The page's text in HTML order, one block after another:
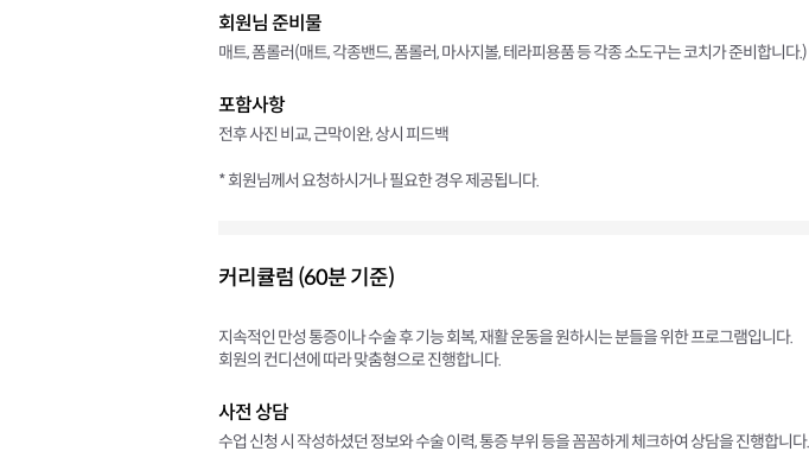
회원님 준비물
매트, 폼롤러(매트, 각종밴드, 폼롤러, 마사지볼, 테라피용품 등 각종 소도구는 코치가 준비합니다.)
포함사항
전후 사진 비교, 근막이완, 상시 피드백
* 회원님께서 요청하시거나 필요한 경우 제공됩니다.
커리큘럼 (60분 기준)
지속적인 만성 통증이나 수술 후 기능 회복, 재활 운동을 원하시는 분들을 위한 프로그램입니다.
회원의 컨디션에 따라 맞춤형으로 진행합니다.
사전 상담
수업 신청 시 작성하셨던 정보와 수술 이력, 통증 부위 등을 꼼꼼하게 체크하여 상담을 진행합니다.